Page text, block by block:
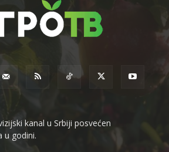
kanal u Srbiji posvećen
u godini.